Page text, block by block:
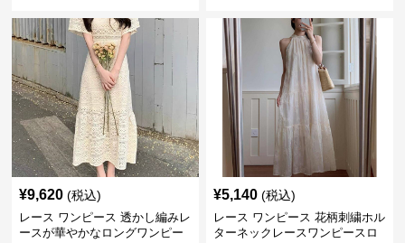
¥9,620 (税込)
レース ワンピース 透かし編みレ
ースが華やかなロングワンピー
¥5,140 (税込)
レース ワンピース 花柄刺繍ホル
ターネックレースワンピースロ